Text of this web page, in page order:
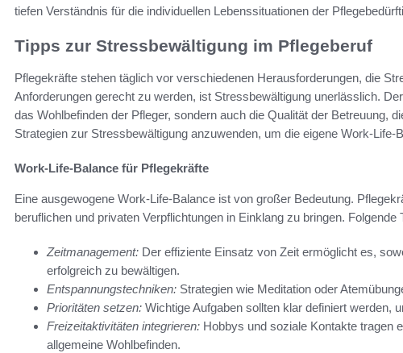
tiefen Verständnis für die individuellen Lebenssituationen der
Tipps zur Stressbewältigung im Pflegeberuf
Pflegekräfte stehen täglich vor verschiedenen Herausforderungen, die
Anforderungen gerecht zu werden, ist Stressbewältigung unerlässlich.
das Wohlbefinden der Pfleger, sondern auch die Qualität der Betreuung,
Strategien zur Stressbewältigung anzuwenden, um die eigene Work-Life-
Work-Life-Balance für Pflegekräfte
Eine ausgewogene Work-Life-Balance ist von großer Bedeutung.
beruflichen und privaten Verpflichtungen in Einklang zu bringen. Folgende
Zeitmanagement: Der effiziente Einsatz von Zeit ermöglicht es,
erfolgreich zu bewältigen.
Entspannungstechniken: Strategien wie Meditation oder
Prioritäten setzen: Wichtige Aufgaben sollten klar definiert werden,
Freizeitaktivitäten integrieren: Hobbys und soziale Kontakte tragen
allgemeine Wohlbefinden.